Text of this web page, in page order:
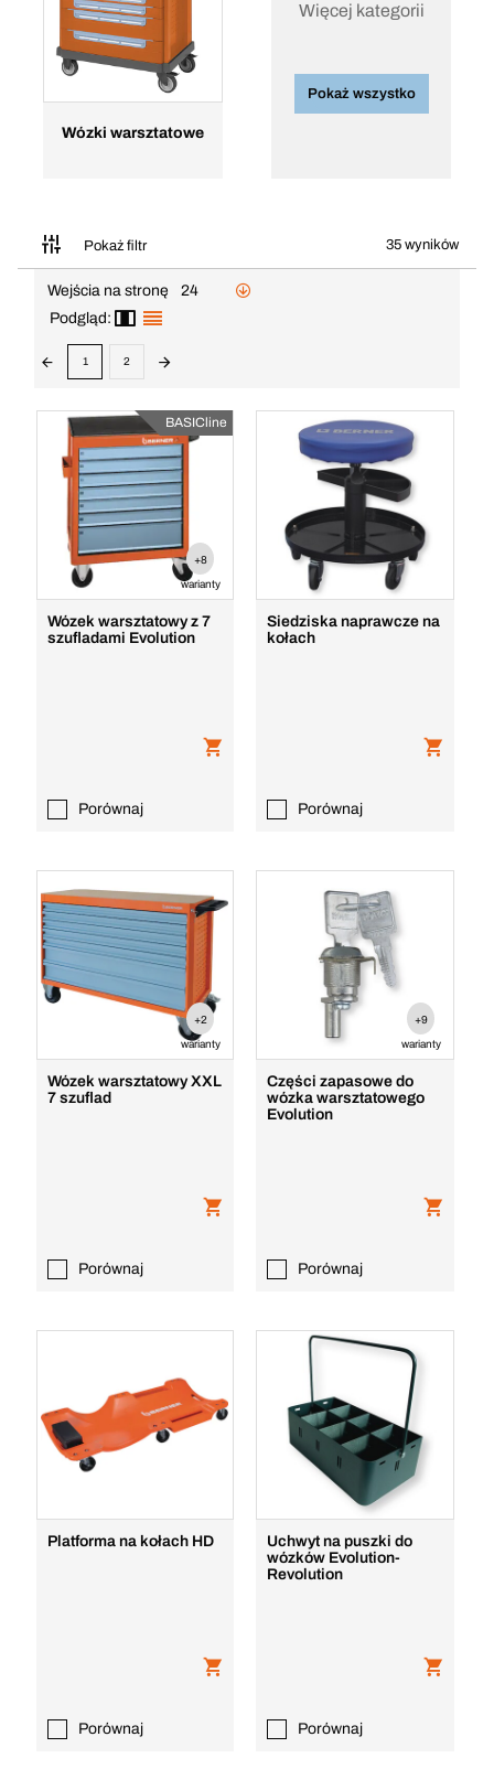
Wózki warsztatowe
Więcej kategorii
Pokaż wszystko
Pokaż filtr 35 wyników
Wejścia na stronę
24
Podgląd:
1 2
BASICline
+8
warianty
Wózek warsztatowy z 7
szufladami Evolution
Porównaj
Siedziska naprawcze na
kołach
Porównaj
+2
warianty
Wózek warsztatowy XXL
7 szuflad
Porównaj
+9
warianty
Części zapasowe do
wózka warsztatowego
Evolution
Porównaj
Platforma na kołach HD
Porównaj
Uchwyt na puszki do
wózków Evolution-
Revolution
Porównaj